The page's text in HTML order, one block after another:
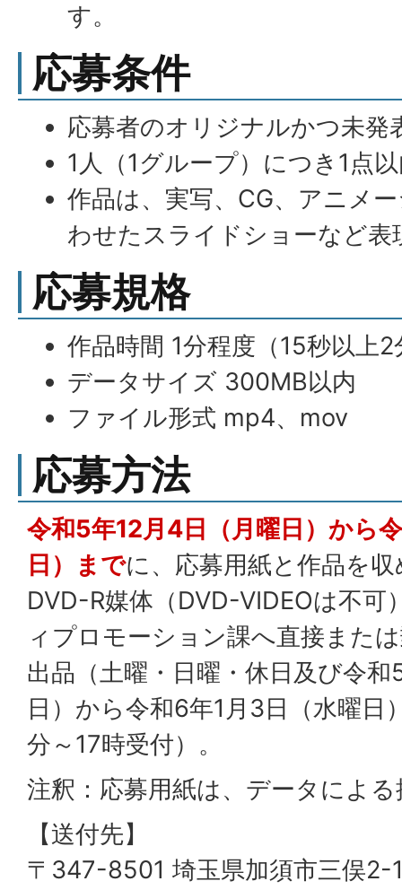
す。
応募条件
応募者のオリジナルかつ未発
1人（1グループ）につき1点
作品は、実写、CG、アニメ
わせたスライドショーなど
応募規格
作品時間 1分程度（15秒以上2
データサイズ 300MB以内
ファイル形式 mp4、mov
応募方法
令和5年12月4日（月曜日）から
日）までに、応募用紙と作品を
DVD-R媒体（DVD-VIDEOは不可
ィプロモーション課へ直接また
出品（土曜・日曜・休日及び令
日）から令和6年1月3日（水曜日
分～17時受付）。
注釈：応募用紙は、データによ
【送付先】
〒347-8501 埼玉県加須市三俣2-